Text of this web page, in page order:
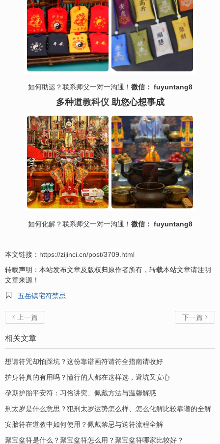
如何助运？联系师父一对一沟通！ 微信： fuyuntang8
多种道教科仪助您心想事成
如何化解？联系师父一对一沟通！ 微信： fuyuntang8
本文链接： https://zijinci.cn/post/3709.html
转载声明：本站发布文章及版权归原作者所有，转载本站文章请注明
文章来源！

五岳镇宅符禁忌
 上一篇 下一篇 
相关文章
想请符咒却怕踩坑？这份靠谱画符请符全指南请收好
护身符真的有用吗？懂行的人都在这样选，避坑又安心
孕期护胎平安符：习俗讲究、佩戴方法与温馨解惑
刑太岁是什么意思？犯刑太岁运势怎么样、怎么化解比较靠谱的全解
安胎符在道教中如何使用？佩戴禁忌与送符流程全解
聚宝盆符是什么？聚宝盆符怎么用？聚宝盆符哪家比较好？